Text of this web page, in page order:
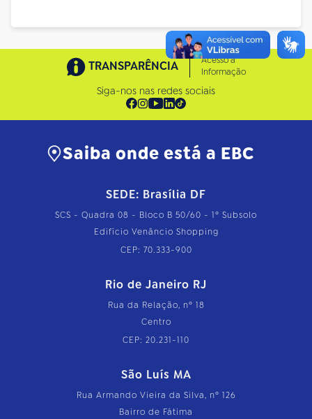
TRANSPARÊNCIA
Acesso à
Informação
Siga-nos nas redes sociais
Saiba onde está a EBC
SEDE: Brasília DF
SCS - Quadra 08 - Bloco B 50/60 - 1º Subsolo
Edifício Venâncio Shopping
CEP: 70.333-900
Rio de Janeiro RJ
Rua da Relação, nº 18
Centro
CEP: 20.231-110
São Luís MA
Rua Armando Vieira da Silva, nº 126
Bairro de Fátima